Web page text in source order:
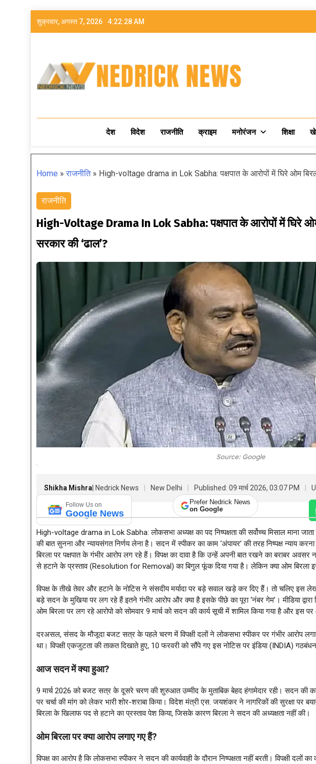
शुक्रवार, अगस्त 7, 2026 4:22:30 AM
NEDRICK NEWS
देश विदेश राजनीति क्राइम मनोरंजन शिक्षा
Home »राजनीति» High-voltage drama in Lok Sabha: पक्षपात के आरोपों में घिरे ओम
राजनीति
High-Voltage Drama In Lok Sabha: पक्षपात के आरोपों में घिरे ओम
सरकार की ‘ढाल’?
Source: Google
Shikha Mishra | Nedrick News New Delhi Published: 09 मार्च 2026, 03:07 PM
Follow Us on
Google News
Prefer Nedrick News
on Google
High-voltage drama in Lok Sabha: लोकसभा अध्यक्ष का पद निष्पक्षता की सर्वोच्च मिसाल माना जाता
की बात सुनना और न्यायसंगत निर्णय लेना है। सदन में स्पीकर का काम ‘अंपायर’ की तरह निष्पक्ष न्याय करना
बिरला पर पक्षपात के गंभीर आरोप लग रहे हैं। विपक्ष का दावा है कि उन्हें अपनी बात रखने का बराबर
से हटाने के प्रस्ताव (Resolution for Removal) का बिगुल फूंक दिया गया है। लेकिन क्या ओम बिरला
विपक्ष के तीखे तेवर और हटाने के नोटिस ने संसदीय मर्यादा पर बड़े सवाल खड़े कर दिए हैं। तो चलिए
बड़े सदन के मुखिया पर लग रहे हैं इतने गंभीर आरोप और क्या है इसके पीछे का पूरा ‘नंबर गेम’। मीडिया द्वारा
ओम बिरला पर लग रहे आरोपो को सोमवार 9 मार्च को सदन की कार्य सूची में शामिल किया गया है और इस
दरअसल, संसद के मौजूदा बजट सत्र के पहले चरण में विपक्षी दलों ने लोकसभा स्पीकर पर गंभीर आरोप
था। विपक्षी एकजुटता की ताकत दिखाते हुए, 10 फरवरी को सौंपे गए इस नोटिस पर इंडिया (INDIA)
आज सदन में क्या हुआ?
9 मार्च 2026 को बजट सत्र के दूसरे चरण की शुरुआत उम्मीद के मुताबिक बेहद हंगामेदार रही। सदन की
पर चर्चा की मांग को लेकर भारी शोर-शराबा किया। विदेश मंत्री एस. जयशंकर ने नागरिकों की सुरक्षा पर
बिरला के खिलाफ पद से हटाने का प्रस्ताव पेश किया, जिसके कारण बिरला ने सदन की अध्यक्षता नहीं की।
ओम बिरला पर क्या आरोप लगाए गए हैं?
विपक्ष का आरोप है कि लोकसभा स्पीकर ने सदन की कार्यवाही के दौरान निष्पक्षता नहीं बरती। विपक्षी दलों